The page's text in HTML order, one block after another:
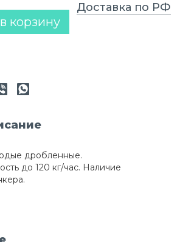
корзину
дробленные.
до 120 кг/час. Наличие
Доставка по РФ